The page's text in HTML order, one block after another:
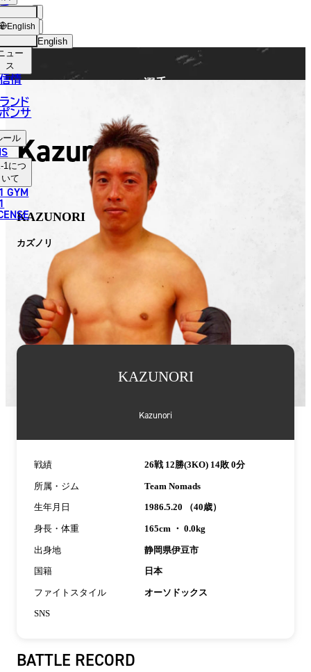
English
中文（简体）
中文（繁體）
ไทย
العربية
ョッ
プ
ュー
ス
情
ンド
ンサ
ール
1につ
いて
GYM
English
選手
Kazunori
KAZUNORI
カズノリ
KAZUNORI
Kazunori
戦績 26戦 12勝(3KO) 14敗 0分
所属・ジム Team Nomads
生年月日 1986.5.20 （40歳）
身長・体重 165cm ・ 0.0kg
出身地 静岡県伊豆市
国籍 日本
ファイトスタイル オーソドックス
SNS
BATTLE RECORD